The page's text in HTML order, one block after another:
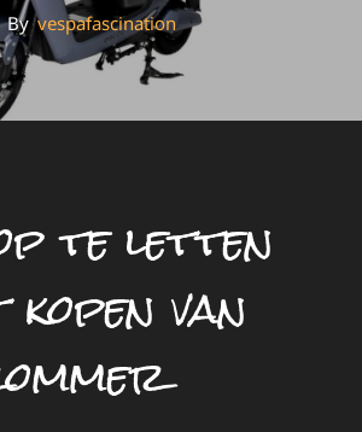
By
By Vespafascination
te letten
van